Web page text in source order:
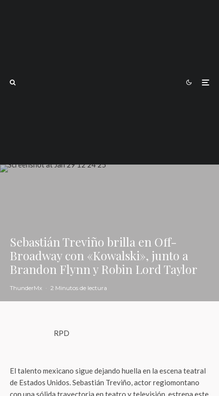
Sebastián Treviño brilla en Off-
Broadway con «Kowalski», junto a
Brandon Flynn y Robin Lord Taylor
ThunderMx · 2 Minutos de lectura
RPD
El talento mexicano sigue dejando huella en la escena teatral
de Estados Unidos. Sebastián Treviño, actor regiomontano
con una sólida trayectoria en teatro y televisión, estrena este